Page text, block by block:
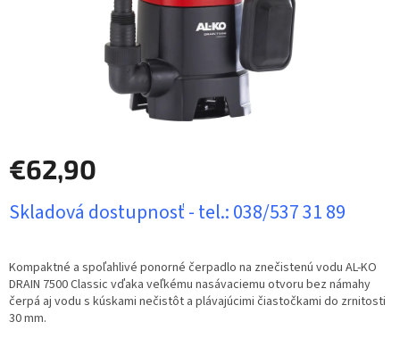
€62,90
cena:
Skladová dostupnosť - tel.: 038/537 31 89
Kompaktné a spoľahlivé ponorné čerpadlo na znečistenú vodu AL-KO
DRAIN 7500 Classic vďaka veľkému nasávaciemu otvoru bez námahy
čerpá aj vodu s kúskami nečistôt a plávajúcimi čiastočkami do zrnitosti
30 mm.